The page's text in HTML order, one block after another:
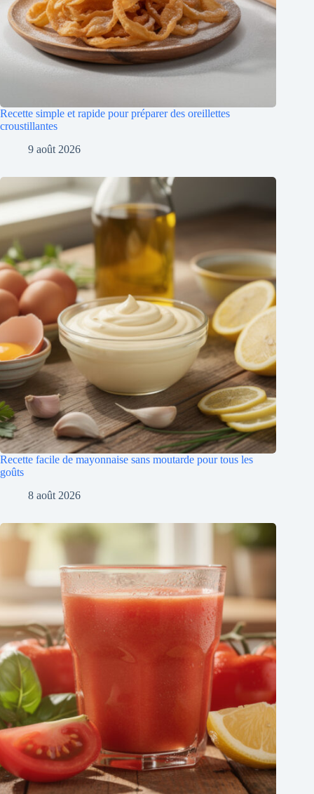
Recette simple et rapide pour préparer des oreillettes
croustillantes
9 août 2026
Recette facile de mayonnaise sans moutarde pour tous les
goûts
8 août 2026